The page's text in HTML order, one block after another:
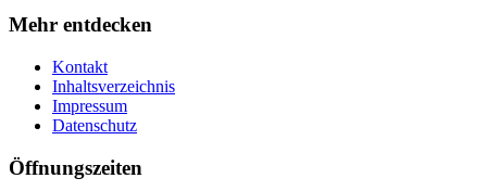
Mehr entdecken
Kontakt
Inhaltsverzeichnis
Impressum
Datenschutz
Öffnungszeiten